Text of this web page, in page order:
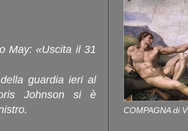
May: «Uscita il 31
guardia ieri al
Johnson si è
COMPAGNA di